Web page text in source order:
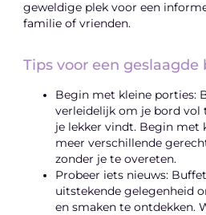
geweldige plek voor een
familie of vrienden.
Tips voor een
Begin met kleine porties:
verleidelijk om je bord vol
je lekker vindt. Begin met
meer verschillende
zonder je te overeten.
Probeer iets nieuws:
uitstekende gelegenheid
en smaken te ontdekken.